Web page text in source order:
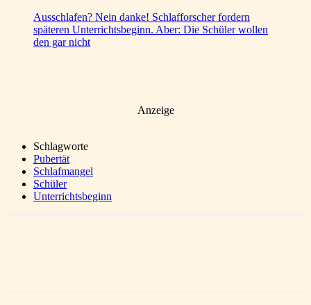
Ausschlafen? Nein danke! Schlafforscher fordern
späteren Unterrichtsbeginn. Aber: Die Schüler wollen
den gar nicht
Anzeige
Schlagworte
Pubertät
Schlafmangel
Schüler
Unterrichtsbeginn